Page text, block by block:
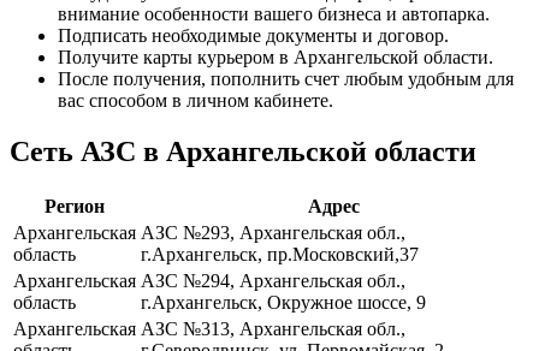
внимание особенности вашего бизнеса и автопарка.
Подписать необходимые документы и договор.
Получите карты курьером в Архангельской области.
После получения, пополнить счет любым удобным для
вас способом в личном кабинете.
Сеть АЗС в Архангельской области
Регион
Адрес
Архангельская
область
АЗС №293, Архангельская обл.,
г.Архангельск, пр.Московский,37
Архангельская
область
АЗС №294, Архангельская обл.,
г.Архангельск, Окружное шоссе, 9
Архангельская АЗС №313, Архангельская обл.,